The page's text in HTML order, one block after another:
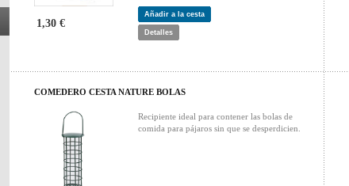
1,30 €
Añadir a la cesta
Detalles
COMEDERO CESTA NATURE BOLAS
Recipiente ideal para contener las bolas de
comida para pájaros sin que se desperdicien.